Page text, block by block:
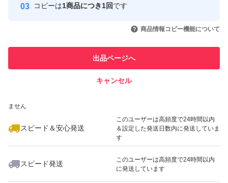
引を完了させた実績があります
での取引実績があります
ません
スピード＆安心発送
このユーザーは高頻度で24時間以内
＆設定した発送日数内に発送していま
す
スピード発送
このユーザーは高頻度で24時間以内
に発送しています
コピーは1商品につき1回です
商品情報コピー機能について
出品ページへ
キャンセル
いいね！
2,580